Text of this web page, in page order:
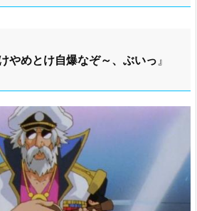
やめとけ自爆なぞ～、ぶいっ 』